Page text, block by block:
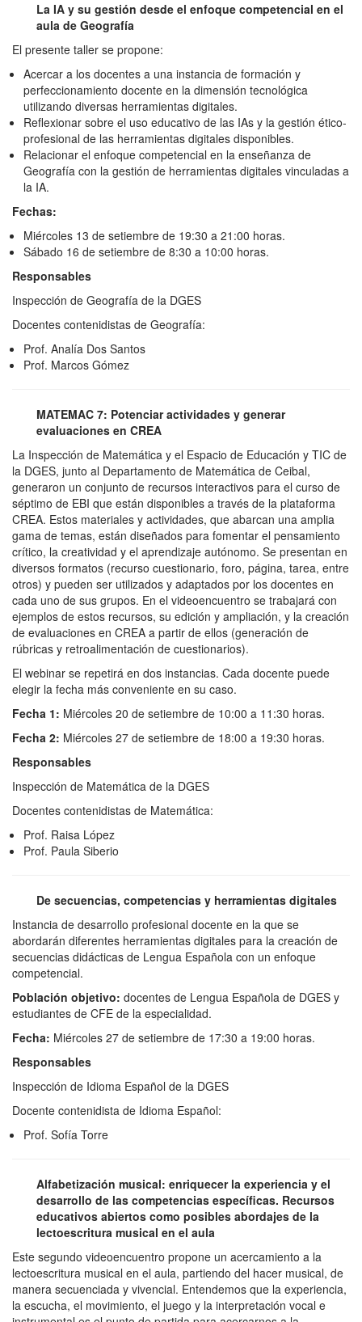
La IA y su gestión desde el enfoque competencial en el
aula de Geografía
El presente taller se propone:
Acercar a los docentes a una instancia de formación y
perfeccionamiento docente en la dimensión tecnológica
utilizando diversas herramientas digitales.
Reflexionar sobre el uso educativo de las IAs y la gestión ético-
profesional de las herramientas digitales disponibles.
Relacionar el enfoque competencial en la enseñanza de
Geografía con la gestión de herramientas digitales vinculadas a
la IA.
Fechas:
Miércoles 13 de setiembre de 19:30 a 21:00 horas.
Sábado 16 de setiembre de 8:30 a 10:00 horas.
Responsables
Inspección de Geografía de la DGES
Docentes contenidistas de Geografía:
Prof. Analía Dos Santos
Prof. Marcos Gómez
MATEMAC 7: Potenciar actividades y generar
evaluaciones en CREA
La Inspección de Matemática y el Espacio de Educación y TIC de
la DGES, junto al Departamento de Matemática de Ceibal,
generaron un conjunto de recursos interactivos para el curso de
séptimo de EBI que están disponibles a través de la plataforma
CREA. Estos materiales y actividades, que abarcan una amplia
gama de temas, están diseñados para fomentar el pensamiento
crítico, la creatividad y el aprendizaje autónomo. Se presentan en
diversos formatos (recurso cuestionario, foro, página, tarea, entre
otros) y pueden ser utilizados y adaptados por los docentes en
cada uno de sus grupos. En el videoencuentro se trabajará con
ejemplos de estos recursos, su edición y ampliación, y la creación
de evaluaciones en CREA a partir de ellos (generación de
rúbricas y retroalimentación de cuestionarios).
El webinar se repetirá en dos instancias. Cada docente puede
elegir la fecha más conveniente en su caso.
Fecha 1: Miércoles 20 de setiembre de 10:00 a 11:30 horas.
Fecha 2: Miércoles 27 de setiembre de 18:00 a 19:30 horas.
Responsables
Inspección de Matemática de la DGES
Docentes contenidistas de Matemática:
Prof. Raisa López
Prof. Paula Siberio
De secuencias, competencias y herramientas digitales
Instancia de desarrollo profesional docente en la que se
abordarán diferentes herramientas digitales para la creación de
secuencias didácticas de Lengua Española con un enfoque
competencial.
Población objetivo: docentes de Lengua Española de DGES y
estudiantes de CFE de la especialidad.
Fecha: Miércoles 27 de setiembre de 17:30 a 19:00 horas.
Responsables
Inspección de Idioma Español de la DGES
Docente contenidista de Idioma Español:
Prof. Sofía Torre
Alfabetización musical: enriquecer la experiencia y el
desarrollo de las competencias específicas. Recursos
educativos abiertos como posibles abordajes de la
lectoescritura musical en el aula
Este segundo videoencuentro propone un acercamiento a la
lectoescritura musical en el aula, partiendo del hacer musical, de
manera secuenciada y vivencial. Entendemos que la experiencia,
la escucha, el movimiento, el juego y la interpretación vocal e